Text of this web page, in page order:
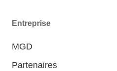
Entreprise
MGD
Partenaires